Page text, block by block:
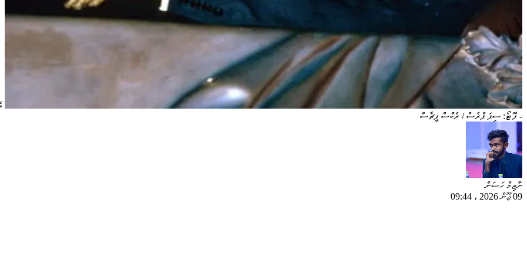
- ފޮޓޯ: ސިޕަ ޕްރެސް / ރެކްސް ފީޗާސް
ނާޒިމް ހަސަން
09 ޖޫން 2026
، 09:44